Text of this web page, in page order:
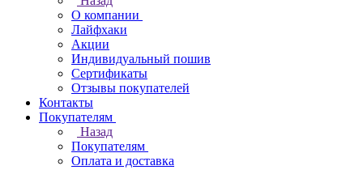
О компании
Лайфхаки
Акции
Индивидуальный пошив
Сертификаты
Отзывы покупателей
Контакты
Покупателям
Назад
Покупателям
Оплата и доставка